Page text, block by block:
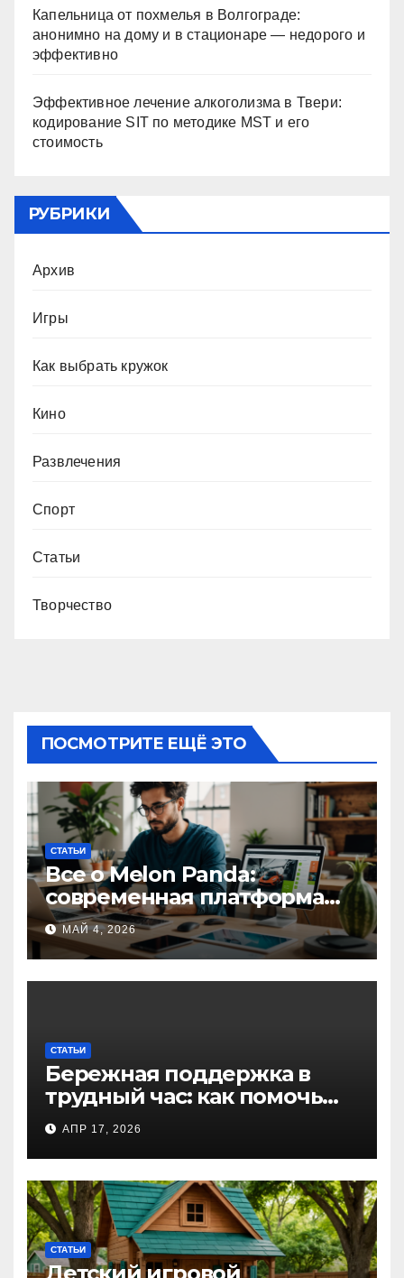
Капельница от похмелья в Волгограде:
анонимно на дому и в стационаре — недорого и
эффективно
Эффективное лечение алкоголизма в Твери:
кодирование SIT по методике MST и его
стоимость
РУБРИКИ
Архив
Игры
Как выбрать кружок
Кино
Развлечения
Спорт
Статьи
Творчество
ПОСМОТРИТЕ ЕЩЁ ЭТО
СТАТЬИ
Все о Melon Panda:
современная платформа
для творческих
профессионалов и
любителей
МАЙ 4, 2026
СТАТЬИ
Бережная поддержка в
трудный час: как помочь
близкому справиться с
алкогольной
интоксикацией и
сохранить семью
АПР 17, 2026
СТАТЬИ